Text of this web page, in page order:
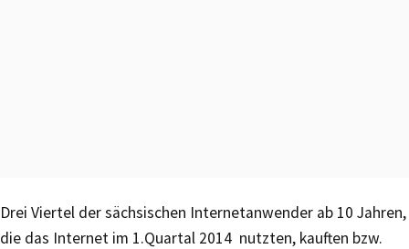
Drei Viertel der sächsischen Internetanwender ab 10 Jahren,
die das Internet im 1.Quartal 2014 nutzten, kauften bzw.